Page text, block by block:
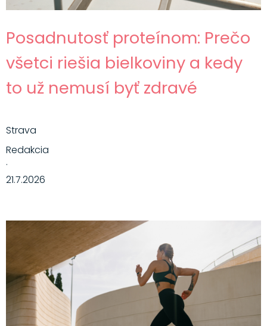
Posadnutosť proteínom: Prečo
všetci riešia bielkoviny a kedy
to už nemusí byť zdravé
Strava
Redakcia
·
21.7.2026